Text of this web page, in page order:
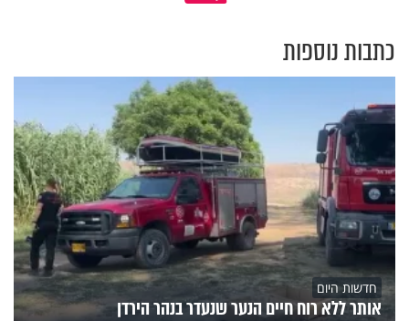
כתבות נוספות
חדשות היום
אותר ללא רוח חיים הנער שנעדר בנהר הירדן